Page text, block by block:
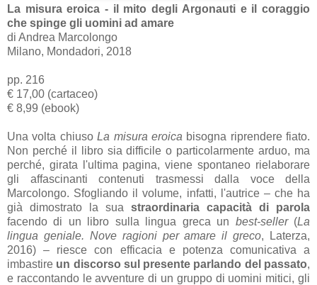
La misura eroica - il mito degli Argonauti e il coraggio
che spinge gli uomini ad amare
di Andrea Marcolongo
Milano, Mondadori, 2018
pp. 216
€ 17,00 (cartaceo)
€ 8,99 (ebook)
Una volta chiusoLa misura eroica bisogna riprendere fiato.
Non perché il libro sia difficile o particolarmente arduo, ma
perché, girata l'ultima pagina, viene spontaneo rielaborare
gli affascinanti contenuti trasmessi dalla voce della
Marcolongo. Sfogliando il volume, infatti, l'autrice – che ha
già dimostrato la sua straordinaria capacità di parola
facendo di un libro sulla lingua greca un best-seller(La
lingua geniale. Nove ragioni per amare il greco, Laterza,
2016) – riesce con efficacia e potenza comunicativa a
imbastire un discorso sul presente parlando del passato,
e raccontando le avventure di un gruppo di uomini mitici, gli